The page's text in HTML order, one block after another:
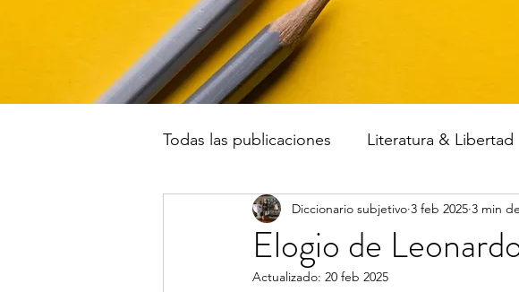
Todas las publicaciones Literatura & Libertad
Diccionario subjetivo
Elogio de
Diccionario subjetivo 3 feb 2025 3 min
Actualizado: 20 feb 2025